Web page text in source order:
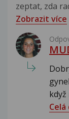
zeptat, zda
Zobrazit více